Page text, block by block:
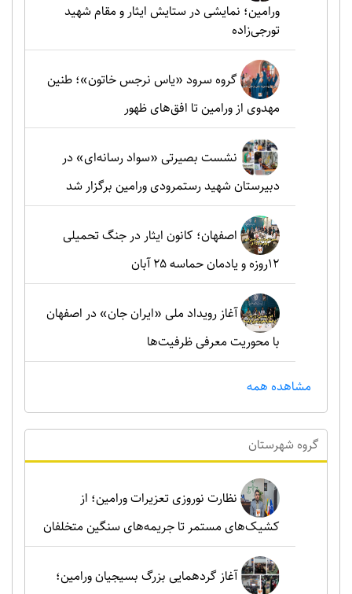
ورامین؛ نمایشی در ستایش ایثار و مقام شهید
تورجی‌زاده
گروه سرود «یاس نرجس خاتون»؛ طنین
مهدوی از ورامین تا افق‌های ظهور
نشست بصیرتی «سواد رسانه‌ای» در
دبیرستان شهید رستمرودی ورامین برگزار شد
اصفهان؛ کانون ایثار در جنگ تحمیلی
۱۲روزه و یادمان حماسه ۲۵ آبان
آغاز رویداد ملی «ایران جان» در اصفهان
با محوریت معرفی ظرفیت‌ها
مشاهده همه
گروه شهرستان
نظارت نوروزی تعزیرات ورامین؛ از
کشیک‌های مستمر تا جریمه‌های سنگین متخلفان
آغاز گردهمایی بزرگ بسیجیان ورامین؛